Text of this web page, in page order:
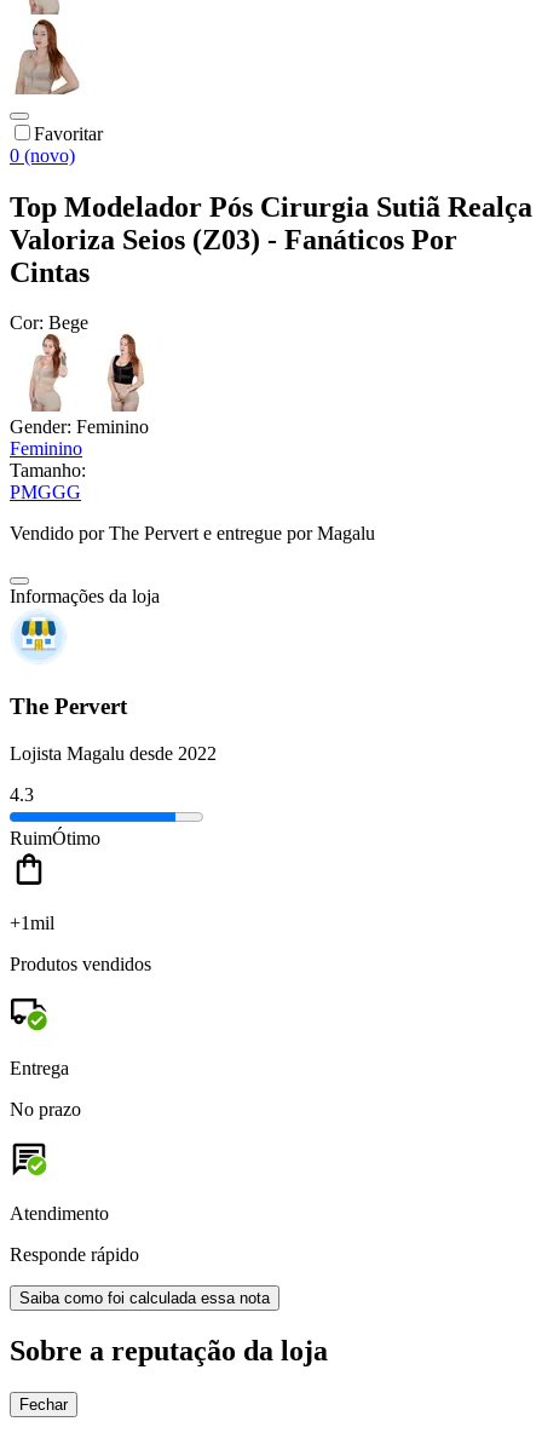
Favoritar
0 (novo)
Top Modelador Pós Cirurgia Sutiã Realça
Valoriza Seios (Z03) - Fanáticos Por
Cintas
Cor: Bege
Gender: Feminino
Feminino
Tamanho:
PMGGG
Vendido porThe Perverte entregue por Magalu
Informações da loja
The Pervert
Lojista Magalu desde 2022
4.3
RuimÓtimo
+1mil
Produtos vendidos
Entrega
No prazo
Atendimento
Responde rápido
Saiba como foi calculada essa nota
Sobre a reputação da loja
Fechar